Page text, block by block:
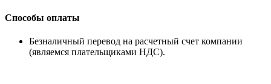
Способы оплаты
Безналичный перевод на расчетный счет компании
(являемся плательщиками НДС).